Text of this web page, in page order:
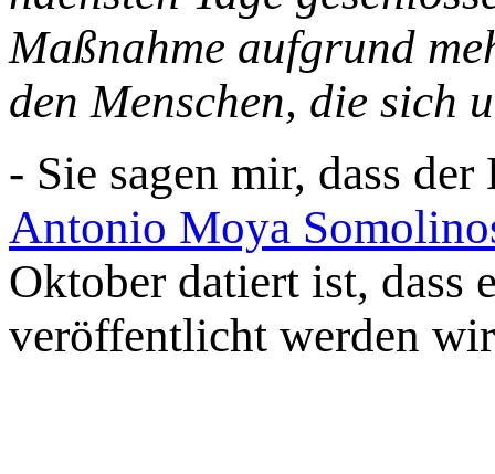
Maßnahme aufgrund
den Menschen, die sich
- Sie sagen mir, dass
Antonio Moya
Oktober datiert ist, dass
veröffentlicht werden